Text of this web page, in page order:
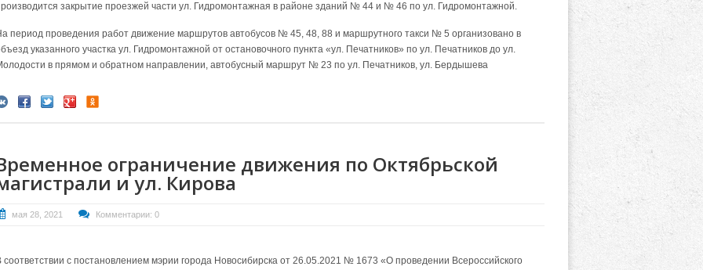
закрытие проезжей части ул. Гидромонтажная в районе зданий № 44 и № 46 по ул. Гидромонтажной.
период проведения работ движение маршрутов автобусов № 45, 48, 88 и маршрутного такси № 5 организовано в
указанного участка ул. Гидромонтажной от остановочного пункта «ул. Печатников» по ул. Печатников до ул.
в прямом и обратном направлении, автобусный маршрут № 23 по ул. Печатников, ул. Бердышева
ограничение движения по Октябрьской
и ул. Кирова
мая 28, 2021 Комментарии: 0
соответствии с постановлением мэрии города Новосибирска от 26.05.2021 № 1673 «О проведении Всероссийского